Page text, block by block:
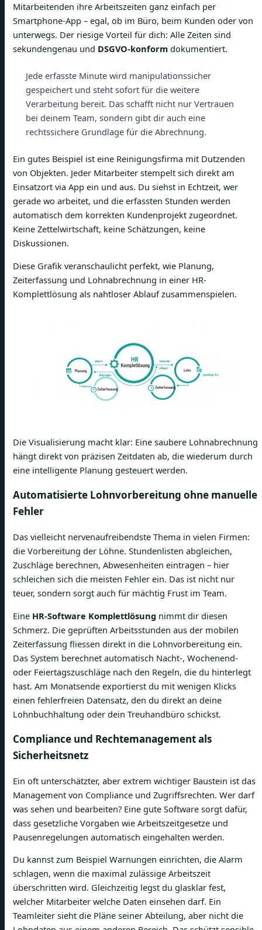
Mitarbeitenden ihre Arbeitszeiten ganz einfach per
Smartphone-App – egal, ob im Büro, beim Kunden oder von
unterwegs. Der riesige Vorteil für dich: Alle Zeiten sind
sekundengenau und DSGVO-konform dokumentiert.
Jede erfasste Minute wird manipulationssicher
gespeichert und steht sofort für die weitere
Verarbeitung bereit. Das schafft nicht nur Vertrauen
bei deinem Team, sondern gibt dir auch eine
rechtssichere Grundlage für die Abrechnung.
Ein gutes Beispiel ist eine Reinigungsfirma mit Dutzenden
von Objekten. Jeder Mitarbeiter stempelt sich direkt am
Einsatzort via App ein und aus. Du siehst in Echtzeit, wer
gerade wo arbeitet, und die erfassten Stunden werden
automatisch dem korrekten Kundenprojekt zugeordnet.
Keine Zettelwirtschaft, keine Schätzungen, keine
Diskussionen.
Diese Grafik veranschaulicht perfekt, wie Planung,
Zeiterfassung und Lohnabrechnung in einer HR-
Komplettlösung als nahtloser Ablauf zusammenspielen.
Die Visualisierung macht klar: Eine saubere Lohnabrechnung
hängt direkt von präzisen Zeitdaten ab, die wiederum durch
eine intelligente Planung gesteuert werden.
Automatisierte Lohnvorbereitung ohne manuelle
Fehler
Das vielleicht nervenaufreibendste Thema in vielen Firmen:
die Vorbereitung der Löhne. Stundenlisten abgleichen,
Zuschläge berechnen, Abwesenheiten eintragen – hier
schleichen sich die meisten Fehler ein. Das ist nicht nur
teuer, sondern sorgt auch für mächtig Frust im Team.
Eine HR-Software Komplettlösung nimmt dir diesen
Schmerz. Die geprüften Arbeitsstunden aus der mobilen
Zeiterfassung fliessen direkt in die Lohnvorbereitung ein.
Das System berechnet automatisch Nacht-, Wochenend-
oder Feiertagszuschläge nach den Regeln, die du hinterlegt
hast. Am Monatsende exportierst du mit wenigen Klicks
einen fehlerfreien Datensatz, den du direkt an deine
Lohnbuchhaltung oder dein Treuhandbüro schickst.
Compliance und Rechtemanagement als
Sicherheitsnetz
Ein oft unterschätzter, aber extrem wichtiger Baustein ist das
Management von Compliance und Zugriffsrechten. Wer darf
was sehen und bearbeiten? Eine gute Software sorgt dafür,
dass gesetzliche Vorgaben wie Arbeitszeitgesetze und
Pausenregelungen automatisch eingehalten werden.
Du kannst zum Beispiel Warnungen einrichten, die Alarm
schlagen, wenn die maximal zulässige Arbeitszeit
überschritten wird. Gleichzeitig legst du glasklar fest,
welcher Mitarbeiter welche Daten einsehen darf. Ein
Teamleiter sieht die Pläne seiner Abteilung, aber nicht die